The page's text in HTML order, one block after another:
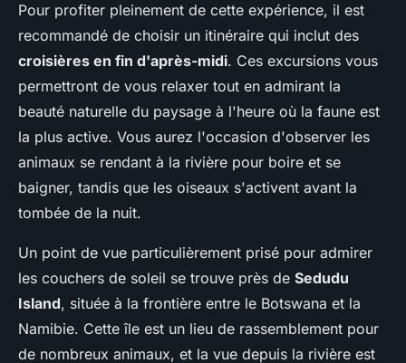
Pour profiter pleinement de cette expérience, il est
recommandé de choisir un itinéraire qui inclut des
croisières en fin d'après-midi. Ces excursions vous
permettront de vous relaxer tout en admirant la
beauté naturelle du paysage à l'heure où la faune est
la plus active. Vous aurez l'occasion d'observer les
animaux se rendant à la rivière pour boire et se
baigner, tandis que les oiseaux s'activent avant la
tombée de la nuit.
Un point de vue particulièrement prisé pour admirer
les couchers de soleil se trouve près de Sedudu
Island, située à la frontière entre le Botswana et la
Namibie. Cette île est un lieu de rassemblement pour
de nombreux animaux, et la vue depuis la rivière est